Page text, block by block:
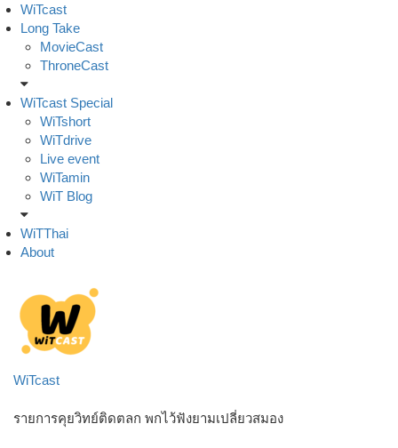
Skip
to
content
WiTcast
Long Take
MovieCast
ThroneCast
WiTcast Special
WiTshort
WiTdrive
Live event
WiTamin
WiT Blog
WiTThai
About
WiTcast
รายการคุยวิทย์ติดตลก พกไว้ฟังยามเปลี่ยวสมอง